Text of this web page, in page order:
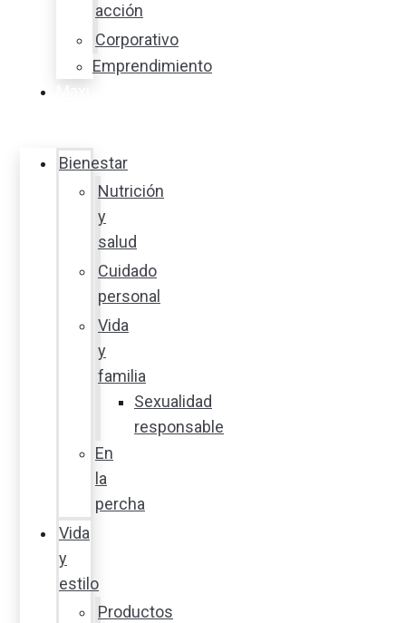
acción
Corporativo
Emprendimiento
Bienestar
Nutrición
y
salud
Cuidado
personal
Vida
y
familia
Sexualidad
responsable
En
la
percha
Vida
y
estilo
Productos